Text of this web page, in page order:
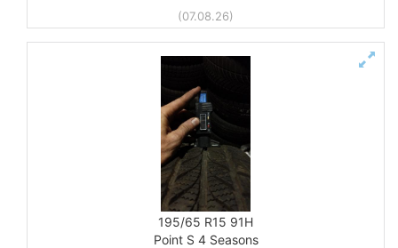
(07.08.26)
195/65 R15 91H
Point S 4 Seasons